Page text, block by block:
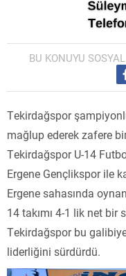
BU KONUYU
Tekirdağspor
mağlup ederek zafere
Tekirdağspor U-14
Ergene Gençlikspor ile
Ergene sahasında
14 takımı 4-1 lik net bir
Tekirdağspor bu
liderliğini sürdürdü.